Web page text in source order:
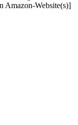
Amazon-Website(s)]